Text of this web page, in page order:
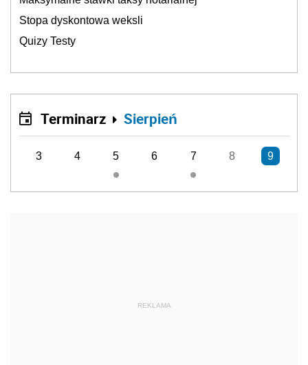
Stopa dyskontowa weksli
Quizy Testy
Terminarz Sierpień
3 4 5 6 7 8 9
REKLAMA